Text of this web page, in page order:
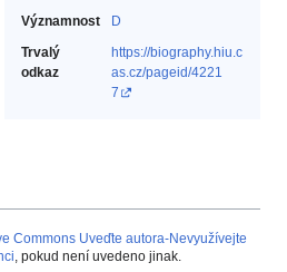
Významnost
D
Trvalý
odkaz
https://biography.hiu.c
as.cz/pageid/4221
7
Commons Uveďte autora-Nevyužívejte
, pokud není uvedeno jinak.